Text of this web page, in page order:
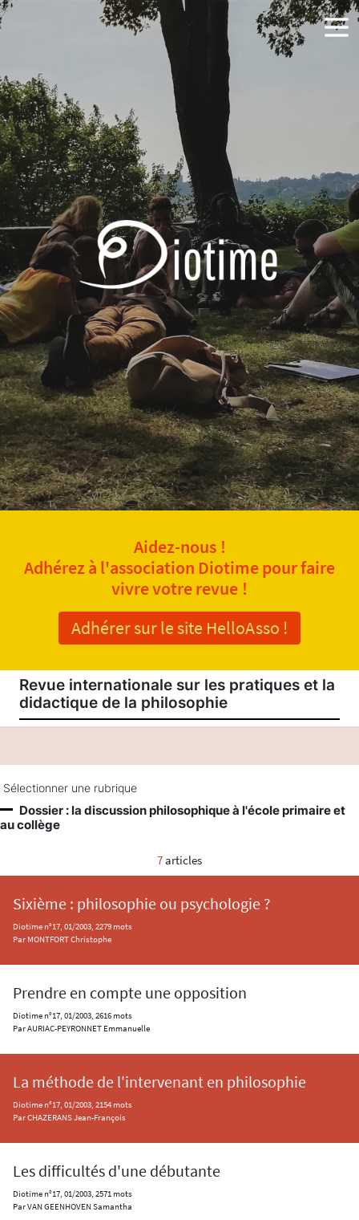
Aidez-nous !
Adhérez à l'association Diotime pour faire
vivre votre revue !
Adhérer sur le site HelloAsso !
Revue internationale sur les pratiques et la
didactique de la philosophie
Sélectionner une rubrique
Dossier : la discussion philosophique à l'école primaire et
au collège
7articles
Sixième : philosophie ou psychologie ?
Diotime n°17, 01/2003, 2279 mots
Par MONTFORT Christophe
Prendre en compte une opposition
Diotime n°17, 01/2003, 2616 mots
Par AURIAC-PEYRONNET Emmanuelle
La méthode de l'intervenant en philosophie
Diotime n°17, 01/2003, 2154 mots
Par CHAZERANS Jean-François
Les difficultés d'une débutante
Diotime n°17, 01/2003, 2571 mots
Par VAN GEENHOVEN Samantha